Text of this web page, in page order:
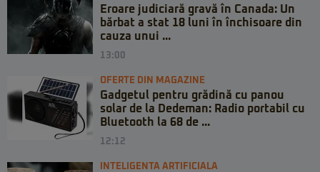
Eroare judiciară gravă în Canada: Un
bărbat a stat 18 luni în închisoare din
cauza unui ...
13:00
OFERTE DIN MAGAZINE
Gadgetul pentru grădină cu panou
solar de la Dedeman: Radio portabil cu
Bluetooth la 68 de ...
12:12
INTELIGENTA ARTIFICIALA